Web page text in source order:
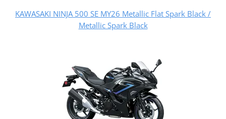
KAWASAKI NINJA 500 SE MY26 Metallic Flat Spark Black /
Metallic Spark Black